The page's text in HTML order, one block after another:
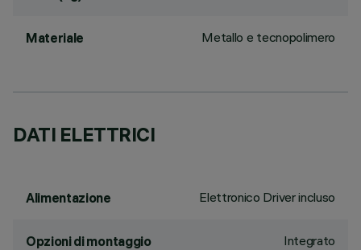
Materiale Metallo e tecnopolimero
DATI ELETTRICI
Alimentazione Elettronico Driver incluso
Opzioni di montaggio Integrato